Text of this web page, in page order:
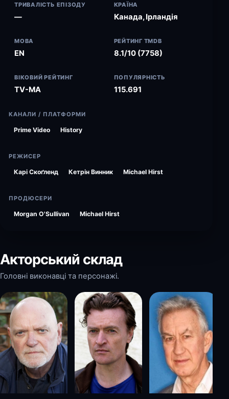
ТРИВАЛІСТЬ ЕПІЗОДУ
—
КРАЇНА
Канада, Ірландія
МОВА
EN
РЕЙТИНГ TMDB
8.1/10 (7758)
ВІКОВИЙ РЕЙТИНГ
TV-MA
ПОПУЛЯРНІСТЬ
115.691
КАНАЛИ / ПЛАТФОРМИ
Prime Video History
РЕЖИСЕР
Карі Скоґленд Кетрін Винник Michael Hirst
ПРОДЮСЕРИ
Morgan O'Sullivan Michael Hirst
Акторський склад
Головні виконавці та персонажі.